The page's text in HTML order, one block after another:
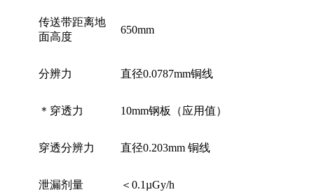
传送带距离地
面高度
650mm
分辨力 直径0.0787mm铜线
＊穿透力 10mm钢板（应用
穿透分辨力 直径0.203mm 铜线
泄漏剂量 ＜0.1µGy/h